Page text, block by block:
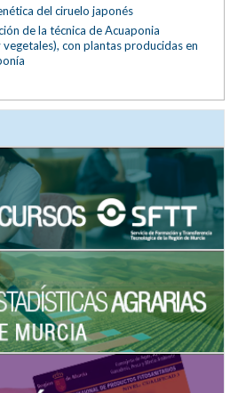
del ciruelo japonés
de la técnica de Acuaponia
con plantas producidas en